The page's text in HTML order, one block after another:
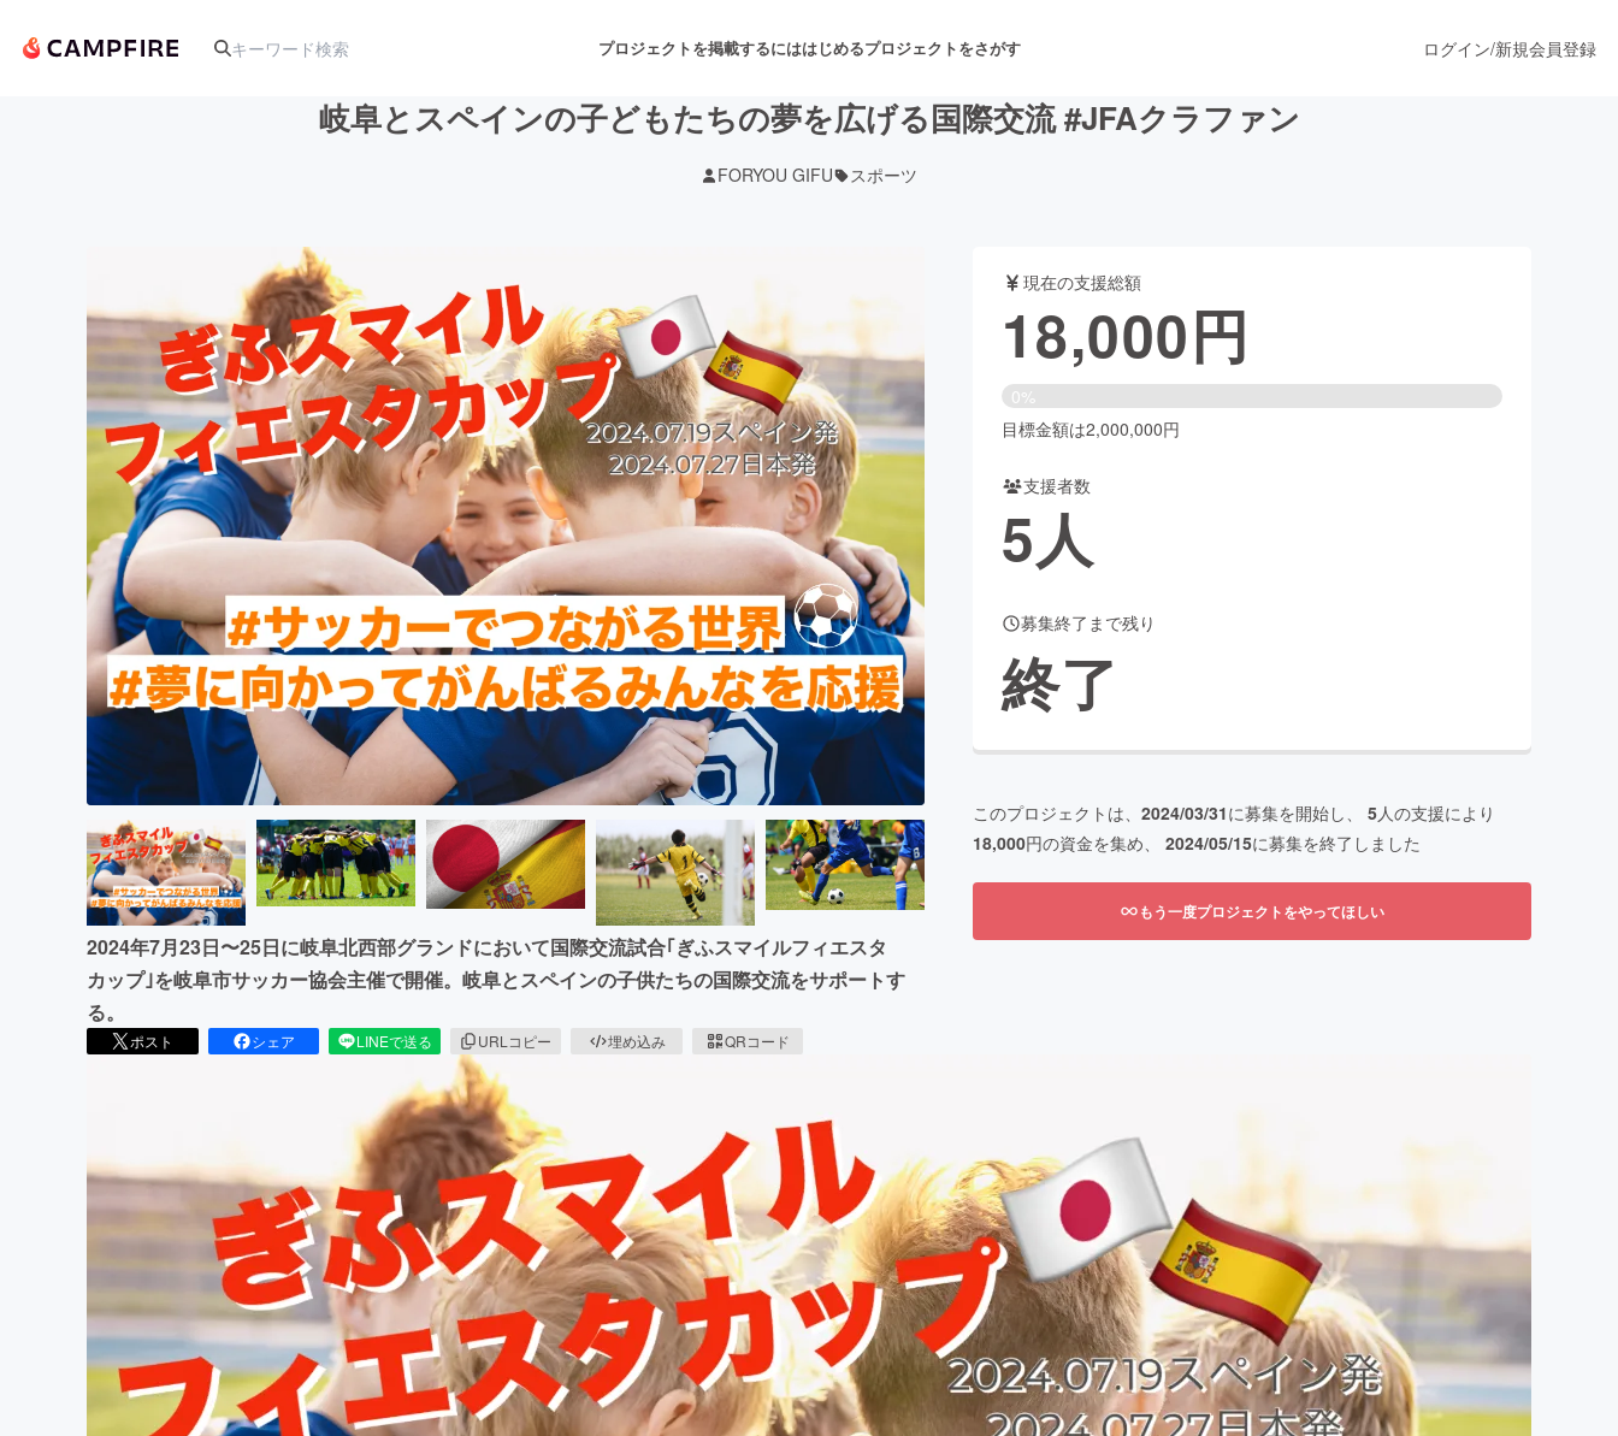
プロジェクトを掲載するにははじめるプロジェクトをさがす
アート・写真 舞台・パフォーマンス
テクノロジー・ガジェット ゲーム・サービス開発 フード・飲食店 ファッション
映像・映画 書籍・雑誌出版 アニメ・漫画
ビジネス・起業 チャレンジ ビューティー・ヘルスケア
まちづくり・地域活性化
CAMPFIRE for Social GoodCAMPFIRE Creation
CAMPFIREふるさと納税machi-yaコミュニティ
ログイン/新規会員登録
岐阜とスペインの子どもたちの夢を広げる国際交流 #JFAクラファン
FORYOU GIFU スポーツ
2024年7月23日〜25日に岐阜北西部グランドにおいて国際交流試合｢ぎふスマイルフィエスタ
カップ｣を岐阜市サッカー協会主催で開催。岐阜とスペインの子供たちの国際交流をサポートす
る。
ポスト シェア LINEで送る URLコピー 埋め込み QRコード
現在の支援総額
18,000円
0%
目標金額は2,000,000円
支援者数
5人
募集終了まで残り
終了
このプロジェクトは、 2024/03/31に募集を開始し、 5人の支援により
18,000円の資金を集め、 2024/05/15に募集を終了しました
もう一度プロジェクトをやってほしい